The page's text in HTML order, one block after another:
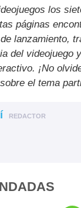
los
páginas
lanzamiento,
del videojuego
¡No
el tema
REDACTOR